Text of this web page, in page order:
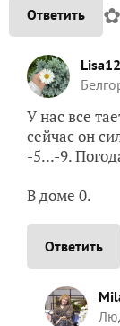
Ответить ✿
Lisa12
У нас все
сейчас он
-5...-9.
В доме 0.
Ответить